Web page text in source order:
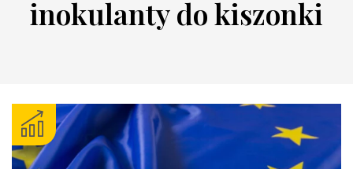
inokulanty do kiszonki
Twoje dane osobowe będą przetwarzane zgodnie z Polityką prywatności